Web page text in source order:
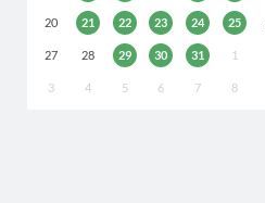
20 21 22 23 24 25
27 28 29 30 31 1
3 4 5 6 7 8